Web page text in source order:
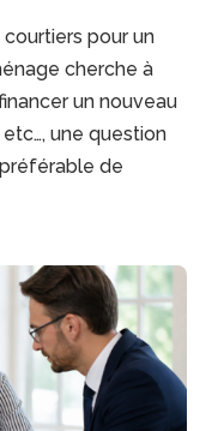
pour un
cherche à
un nouveau
une question
de